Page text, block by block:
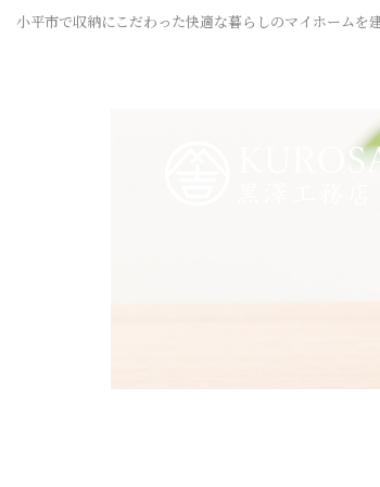
小平市で収納にこだわった快適な暮らしのマイホームを